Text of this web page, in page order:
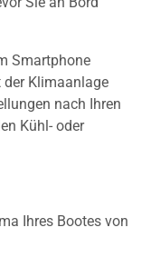
Smartphone
der Klimaanlage
nach Ihren
Kühl- oder
Ihres Bootes von